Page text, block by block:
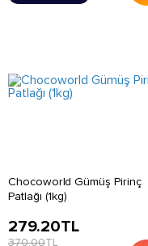
Chocoworld Gümüş Pirinç
Patlağı (1kg)
279.20TL
370.00TL